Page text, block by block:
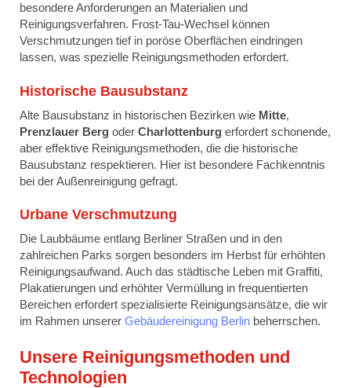
besondere Anforderungen an Materialien und
Reinigungsverfahren. Frost-Tau-Wechsel können
Verschmutzungen tief in poröse Oberflächen eindringen
lassen, was spezielle Reinigungsmethoden erfordert.
Historische Bausubstanz
Alte Bausubstanz in historischen Bezirken wie Mitte,
Prenzlauer Berg oder Charlottenburg erfordert schonende,
aber effektive Reinigungsmethoden, die die historische
Bausubstanz respektieren. Hier ist besondere Fachkenntnis
bei der Außenreinigung gefragt.
Urbane Verschmutzung
Die Laubbäume entlang Berliner Straßen und in den
zahlreichen Parks sorgen besonders im Herbst für erhöhten
Reinigungsaufwand. Auch das städtische Leben mit Graffiti,
Plakatierungen und erhöhter Vermüllung in frequentierten
Bereichen erfordert spezialisierte Reinigungsansätze, die wir
im Rahmen unserer Gebäudereinigung Berlin beherrschen.
Unsere Reinigungsmethoden und
Technologien